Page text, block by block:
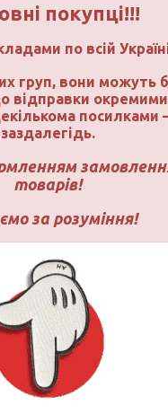
покупці!!!
по всій
груп, вони можуть
відправки
заздалегідь.
товарів!
за розуміння!